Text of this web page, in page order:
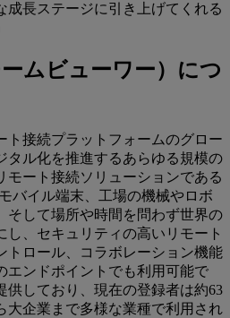
成長ステージに引き上げてくれる
ムビューワー）につ
ト接続プラットフォームのグロー
タル化を推進するあらゆる規模の
モート接続ソリューションである
モバイル端末、工場の機械やロボ
そして場所や時間を問わず世界の
し、セキュリティの高いリモート
トロール、コラボレーション機能
エンドポイントでも利用可能で
供しており、現在の登録者は約63
大企業まで多様な業種で利用され